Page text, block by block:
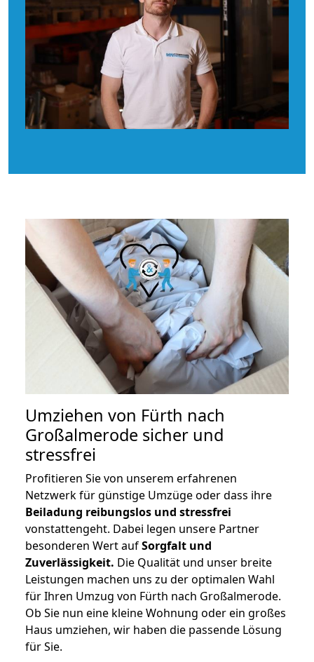
Umziehen von Fürth nach
Großalmerode sicher und
stressfrei
Profitieren Sie von unserem erfahrenen
Netzwerk für günstige Umzüge oder dass ihre
Beiladung reibungslos und stressfrei
vonstattengeht. Dabei legen unsere Partner
besonderen Wert aufSorgfalt und
Zuverlässigkeit. Die Qualität und unser breite
Leistungen machen uns zu der optimalen Wahl
für Ihren Umzug von Fürth nach Großalmerode.
Ob Sie nun eine kleine Wohnung oder ein großes
Haus umziehen, wir haben die passende Lösung
für Sie.